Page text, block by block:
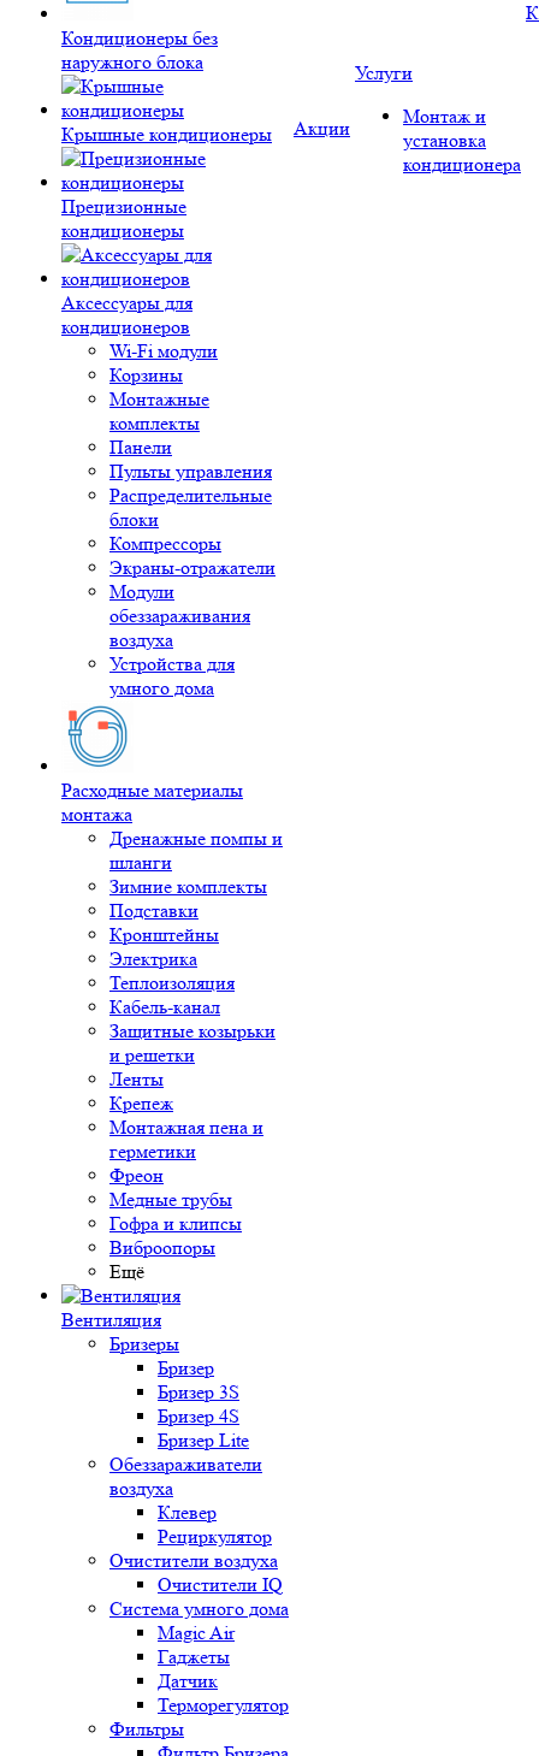
Кондиционеры без
наружного блока
Крышные кондиционеры
Прецизионные
кондиционеры
Аксессуары для
кондиционеров
Wi-Fi модули
Корзины
Монтажные
комплекты
Панели
Пульты управления
Распределительные
блоки
Компрессоры
Экраны-отражатели
Модули
обеззараживания
воздуха
Устройства для
умного дома
Расходные материалы
монтажа
Дренажные помпы и
шланги
Зимние комплекты
Подставки
Кронштейны
Электрика
Теплоизоляция
Кабель-канал
Защитные козырьки
и решетки
Ленты
Крепеж
Монтажная пена и
герметики
Фреон
Медные трубы
Гофра и клипсы
Виброопоры
Ещё
Вентиляция
Бризеры
Бризер
Бризер 3S
Бризер 4S
Бризер Lite
Обеззараживатели
воздуха
Клевер
Рециркулятор
Очистители воздуха
Очистители IQ
Система умного дома
Magic Air
Гаджеты
Датчик
Терморегулятор
Фильтры
Акции
Услуги
Монтаж и
установка
кондиционера